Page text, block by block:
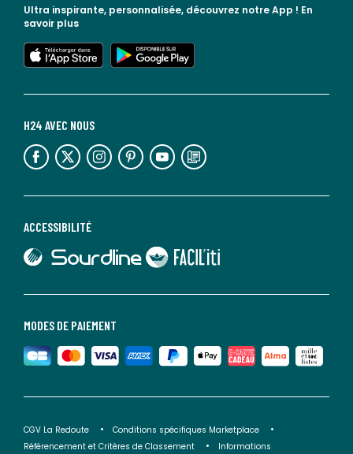
MODES DE PAIEMENT
ACCESSIBILITÉ
lien vers Sourdline
lien vers Faciliti
H24 AVEC NOUS
lien vers l'espace réseaux sociaux lien vers l'espace réseaux sociaux lien vers l'espace réseaux sociaux lien vers l'espace réseaux sociaux lien vers l'espace réseaux sociaux lien vers le blog la redoute
Ultra inspirante, personnalisée, découvrez notre App ! En
savoir plus
lien vers l'app store
lien vers google play
CGV La Redoute
Conditions spécifiques Marketplace
Référencement et Critères de Classement
Informations